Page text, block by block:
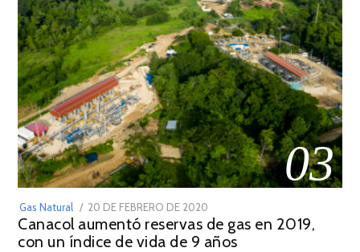
03
Gas Natural
POSTED
ON
20 DE FEBRERO DE 2020
DE
JULIO
Canacol aumentó reservas de gas en 2019,
con un índice de vida de 9 años